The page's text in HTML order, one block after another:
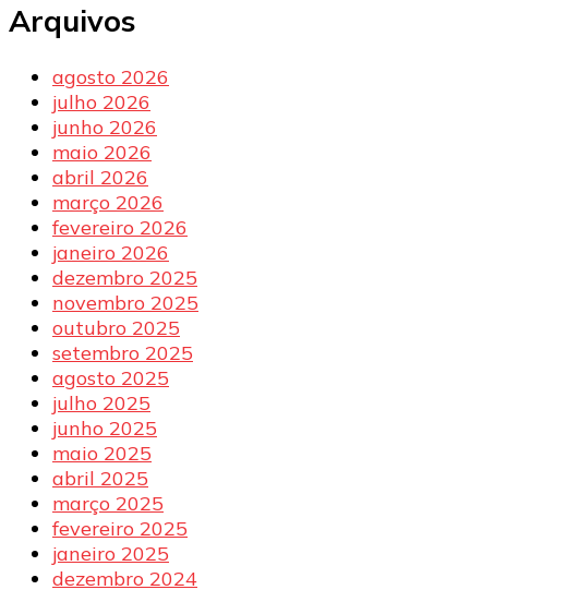
Arquivos
agosto 2026
julho 2026
junho 2026
maio 2026
abril 2026
março 2026
fevereiro 2026
janeiro 2026
dezembro 2025
novembro 2025
outubro 2025
setembro 2025
agosto 2025
julho 2025
junho 2025
maio 2025
abril 2025
março 2025
fevereiro 2025
janeiro 2025
dezembro 2024